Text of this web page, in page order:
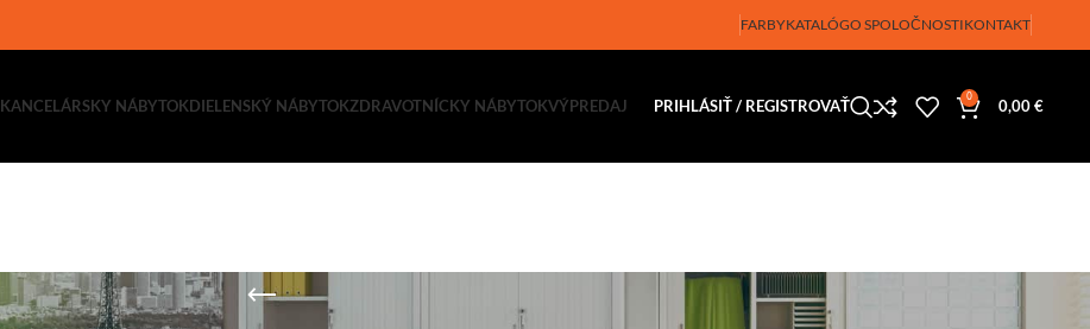
FARBYKATALÓGO SPOLOČNOSTIKONTAKT
KANCELÁRSKY NÁBYTOKDIELENSKÝ NÁBYTOKZDRAVOTNÍCKY NÁBYTOKVÝPREDAJ PRIHLÁSIŤ / REGISTROVAŤ 0 0,00€